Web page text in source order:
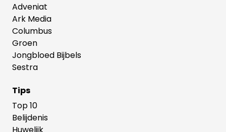
Adveniat
Ark Media
Columbus
Groen
Jongbloed Bijbels
Sestra
Tips
Top 10
Belijdenis
Huwelijk